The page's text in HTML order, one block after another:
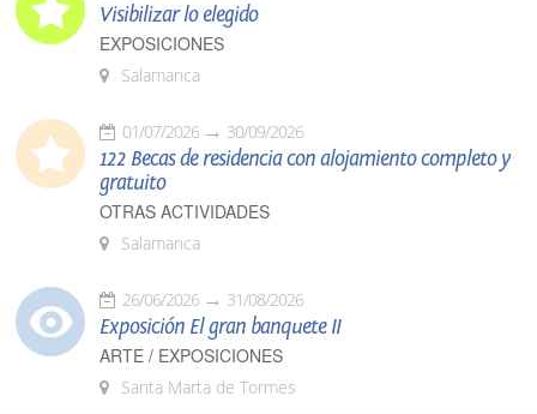
Visibilizar lo elegido
EXPOSICIONES
Salamanca
01/07/2026 30/09/2026
122 Becas de residencia con alojamiento completo y
gratuito
OTRAS ACTIVIDADES
Salamanca
26/06/2026 31/08/2026
Exposición El gran banquete II
ARTE / EXPOSICIONES
Santa Marta de Tormes